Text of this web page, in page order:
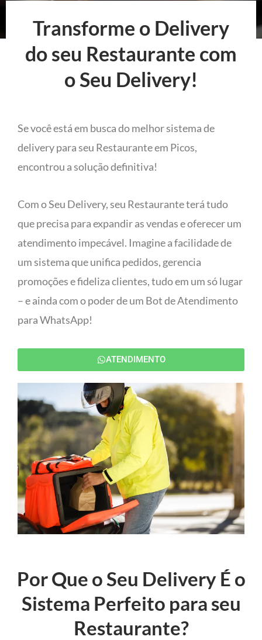
Transforme o Delivery
do seu Restaurante com
o Seu Delivery!
Se você está em busca do melhor sistema de
delivery para seu Restaurante em Picos,
encontrou a solução definitiva!
Com o Seu Delivery, seu Restaurante terá tudo
que precisa para expandir as vendas e oferecer um
atendimento impecável. Imagine a facilidade de
um sistema que unifica pedidos, gerencia
promoções e fideliza clientes, tudo em um só lugar
– e ainda com o poder de um Bot de Atendimento
para WhatsApp!
ATENDIMENTO
Por Que o Seu Delivery É o
Sistema Perfeito para seu
Restaurante?